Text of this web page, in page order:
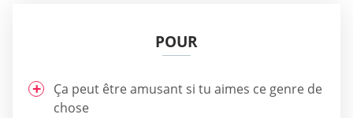
POUR
Ça peut être amusant si tu aimes ce genre de
chose